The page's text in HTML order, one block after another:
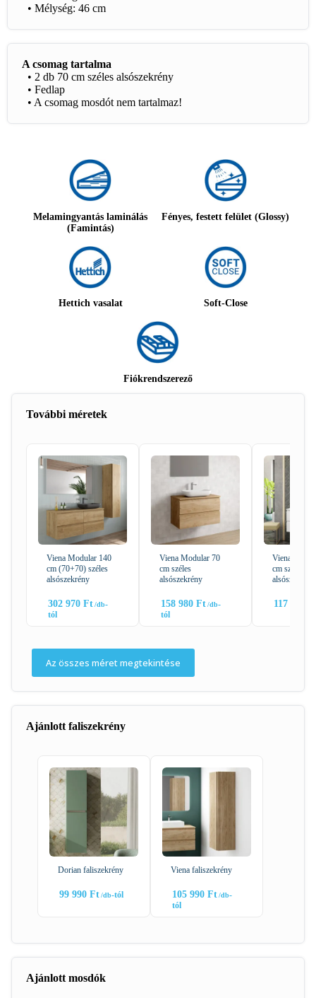
• Mélység: 46 cm
A csomag tartalma
• 2 db 70 cm széles alsószekrény
• Fedlap
• A csomag mosdót nem tartalmaz!
Melamingyantás laminálás
(Famintás)
Fényes, festett felület (Glossy)
Hettich vasalat Soft-Close
Fiókrendszerező
További méretek
Viena Modular 140
cm (70+70) széles
alsószekrény
302 970Ft
-
tól
Viena Modular 70
cm széles
alsószekrény
158 980Ft
-
tól
Viena
cm széles
alsószekrény
117 990
Az összes méret megtekintése
Ajánlott faliszekrény
Dorian faliszekrény
99 990Ft -tól
Viena faliszekrény
105 990Ft
-
tól
Ajánlott mosdók